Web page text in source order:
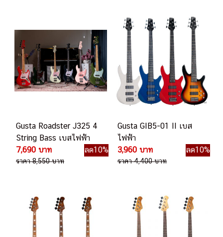
Gusta Roadster J325 4
String Bass เบสไฟฟ้า
7,690 บาท
ลด10%
ราคา 8,550 บาท
Gusta GIB5-01 II เบส
ไฟฟ้า
3,960 บาท
ลด10%
ราคา 4,400 บาท